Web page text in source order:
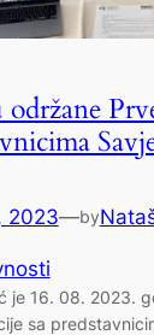
2023—by
je 16. 08. 2023.
sa